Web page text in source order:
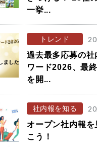
一挙...
トレンド
過去最多応募の社
ワード2026、最
を開...
社内報を知る
オープン社内報を
こう！